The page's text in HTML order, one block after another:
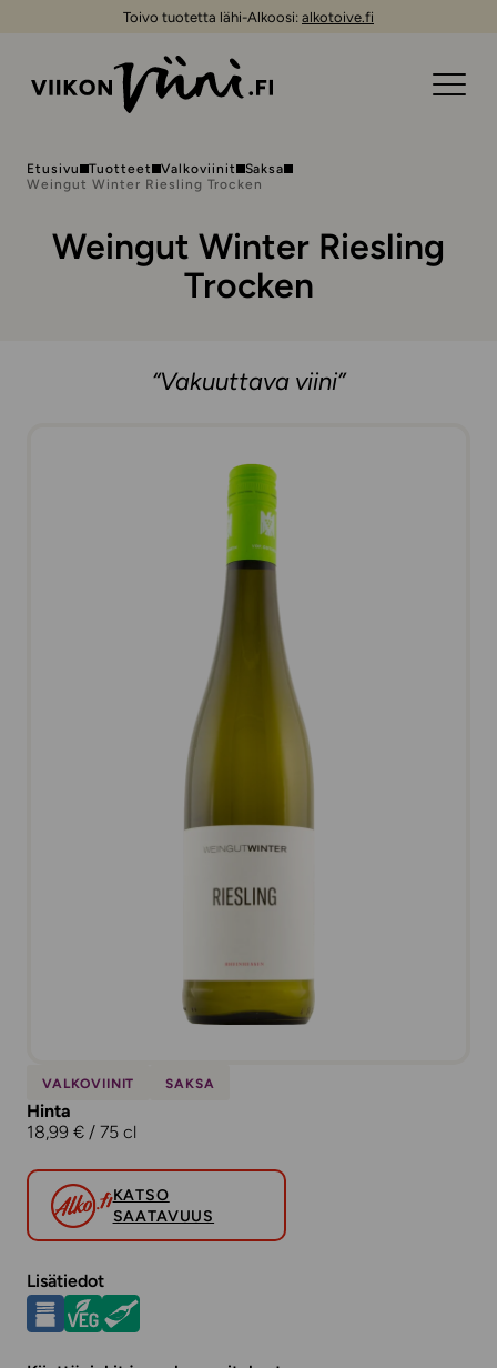
Toivo tuotetta lähi-Alkoosi: alkotoive.fi
Etusivu Tuotteet Valkoviinit
Saksa
Weingut Winter Riesling Trocken
Weingut Winter Riesling
Trocken
“Vakuuttava viini”
VALKOVIINIT SAKSA
Hinta
18,99 € / 75 cl
KATSO
SAATAVUUS
Lisätiedot